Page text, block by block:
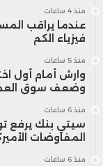
منذ 4 ساعات
عندما يراقب
فيزياء الكم
منذ 5 ساعات
وارش أمام أول
وضعف سوق
منذ 6 ساعات
سيتي بنك يرفع
المفاوضات
منذ 6 ساعات